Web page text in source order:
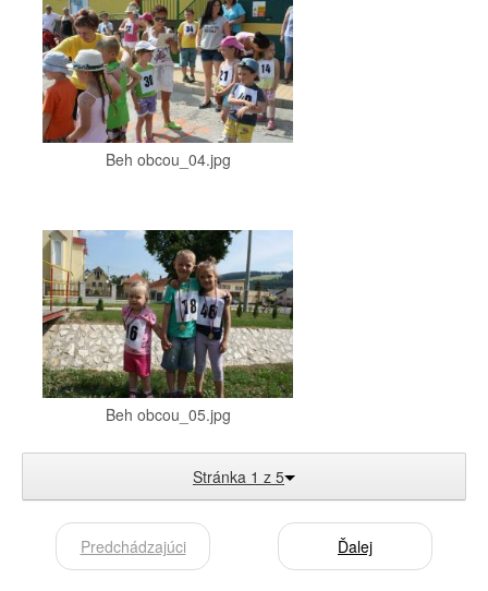
Beh obcou_04.jpg
Beh obcou_05.jpg
Stránka 1 z 5
Predchádzajúci Ďalej